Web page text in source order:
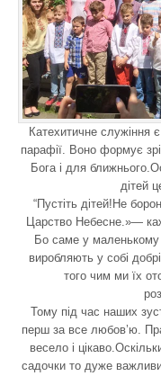
Катехитичне служіння
парафії. Воно формує
Бога і для
дітей
“Пустіть дітей!Не
Царство Небесне.»—
Бо саме у маленькому
виробляють у собі
того чим ми їх
Тому під час наших
перш за все любов’ю.
весело і
садочки то дуже